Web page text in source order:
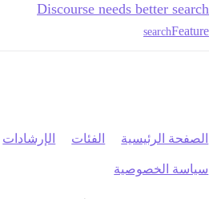
Discourse needs better search
Feature
search
الصفحة الرئيسية الفئات الإرشادات
سياسة الخصوصية